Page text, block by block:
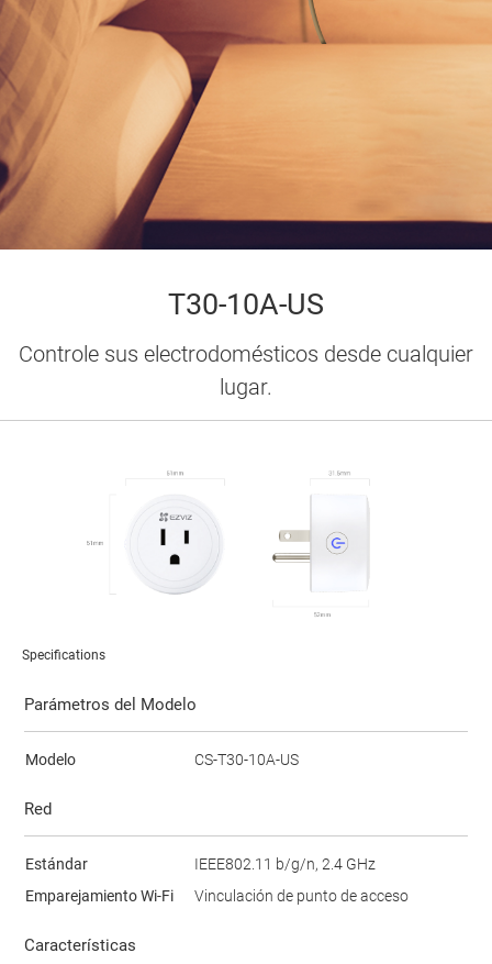
T30-10A-US
Controle sus electrodomésticos desde cualquier
lugar.
Specifications
Parámetros del Modelo
Modelo CS-T30-10A-US
Red
Estándar
IEEE802.11 b/g/n, 2.4 GHz
Emparejamiento Wi-Fi
Vinculación de punto de acceso
Características